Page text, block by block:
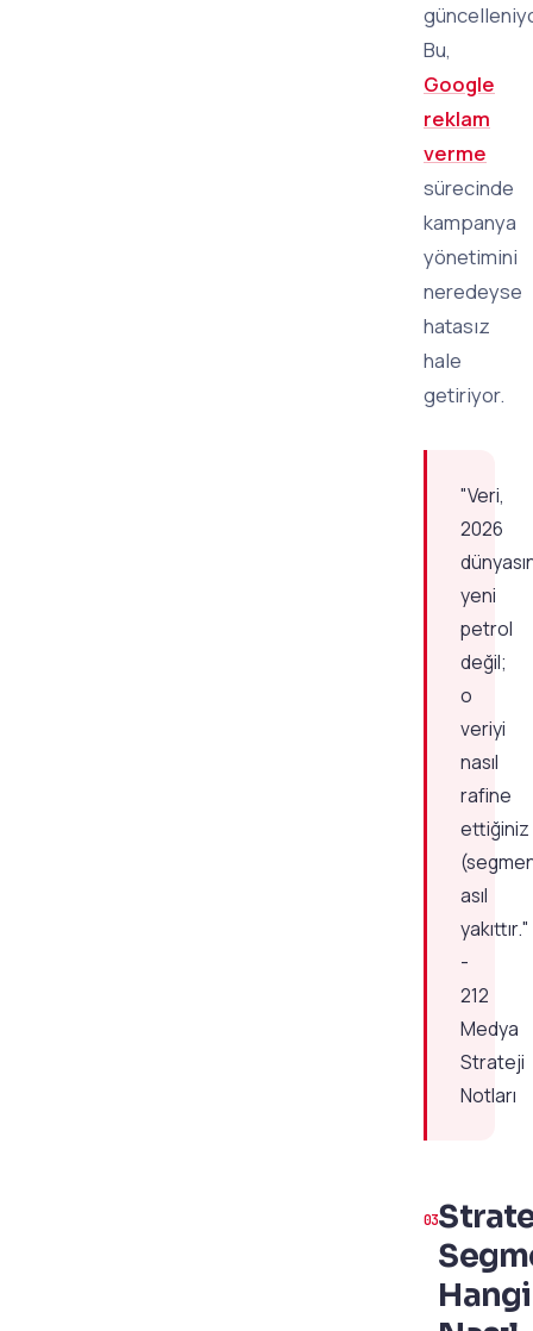
Bu,
Google
reklam
verme
sürecinde
kampanya
yönetimini
neredeyse
hatasız
hale
getiriyor.
"Veri,
2026
yeni
petrol
değil;
o
veriyi
nasıl
rafine
ettiğiniz
asıl
yakıttır."
-
212
Medya
Strateji
Notları